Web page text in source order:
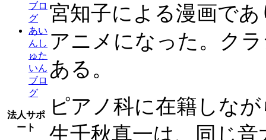
ブロ
グ
あい
んし
ゅた
いん
ブロ
グ
法人サポ
ート
宮知子による漫画で
アニメになった。ク
ある。
ピアノ科に在籍しな
生千秋真一は、同じ